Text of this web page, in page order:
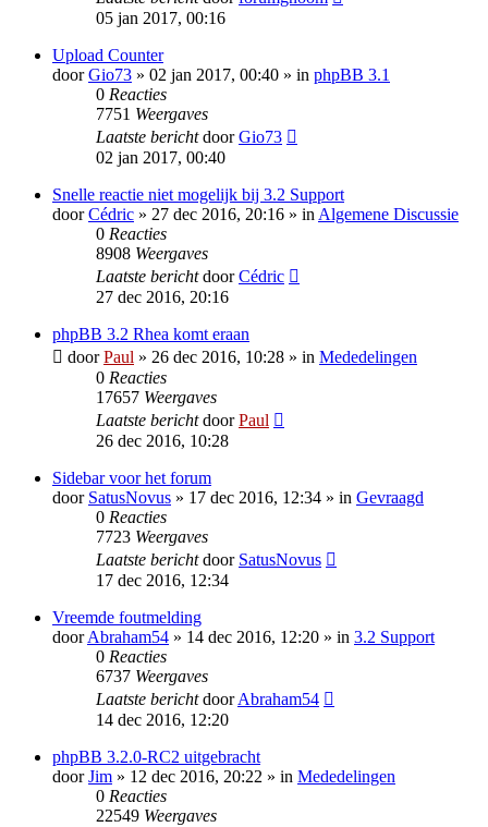
05 jan 2017, 00:16
Upload Counter
doorGio73 » 02 jan 2017, 00:40 » in phpBB 3.1
0 Reacties
7751 Weergaves
Laatste berichtdoorGio73
02 jan 2017, 00:40
Snelle reactie niet mogelijk bij 3.2 Support
doorCédric » 27 dec 2016, 20:16 » inAlgemene Discussie
0 Reacties
8908 Weergaves
Laatste berichtdoorCédric
27 dec 2016, 20:16
phpBB 3.2 Rhea komt eraan
doorPaul » 26 dec 2016, 10:28 » in Mededelingen
0 Reacties
17657 Weergaves
Laatste berichtdoorPaul
26 dec 2016, 10:28
Sidebar voor het forum
door SatusNovus » 17 dec 2016, 12:34 » in Gevraagd
0 Reacties
7723 Weergaves
Laatste berichtdoor SatusNovus
17 dec 2016, 12:34
Vreemde foutmelding
doorAbraham54 » 14 dec 2016, 12:20 » in 3.2 Support
0 Reacties
6737 Weergaves
Laatste berichtdoorAbraham54
14 dec 2016, 12:20
phpBB 3.2.0-RC2 uitgebracht
doorJim » 12 dec 2016, 20:22 » in Mededelingen
0 Reacties
22549 Weergaves